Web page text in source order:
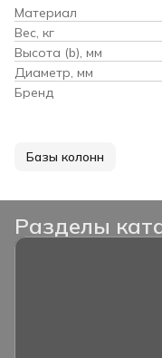
Материал
Вес, кг
Высота (b), мм
Диаметр, мм
Бренд
Базы колонн
Разделы